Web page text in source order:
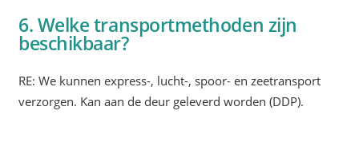
6. Welke transportmethoden zijn
beschikbaar?
RE: We kunnen express-, lucht-, spoor- en zeetransport
verzorgen. Kan aan de deur geleverd worden (DDP).